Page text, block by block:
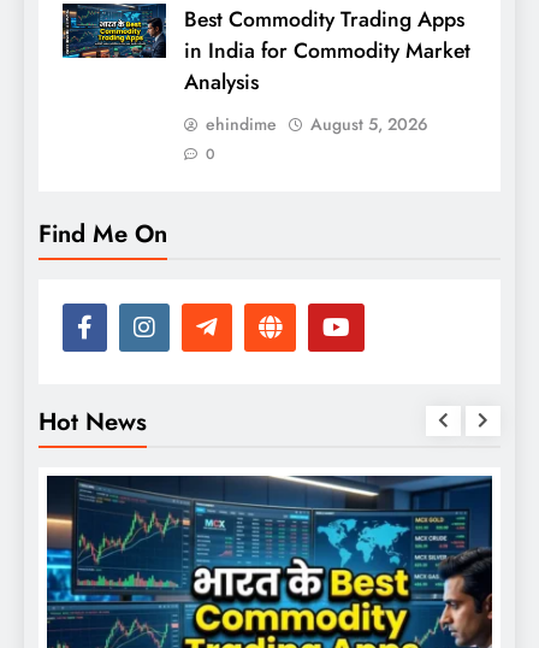
Best Commodity Trading Apps
in India for Commodity Market
Analysis
ehindime August 5, 2026
0
Find Me On
Hot News